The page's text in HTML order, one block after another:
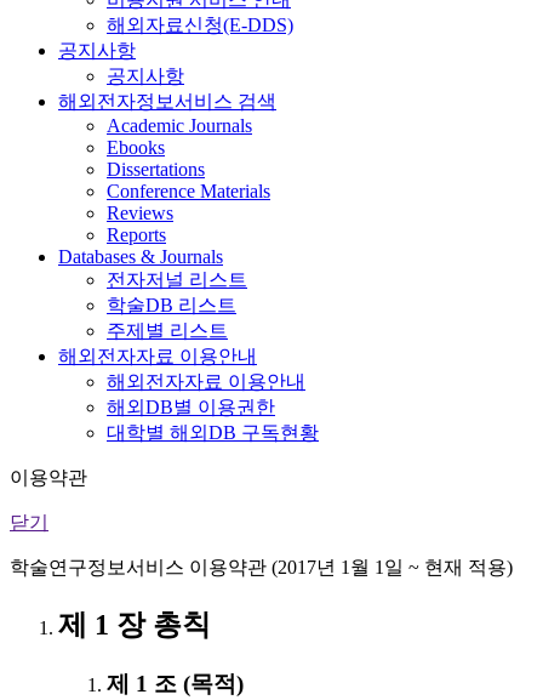
해외자료신청(E-DDS)
공지사항
공지사항
해외전자정보서비스 검색
Academic Journals
Ebooks
Dissertations
Conference Materials
Reviews
Reports
Databases & Journals
전자저널 리스트
학술DB 리스트
주제별 리스트
해외전자자료 이용안내
해외전자자료 이용안내
해외DB별 이용권한
대학별 해외DB 구독현황
이용약관
닫기
학술연구정보서비스 이용약관 (2017년 1월 1일 ~ 현재 적용)
제 1 장 총칙
제 1 조 (목적)